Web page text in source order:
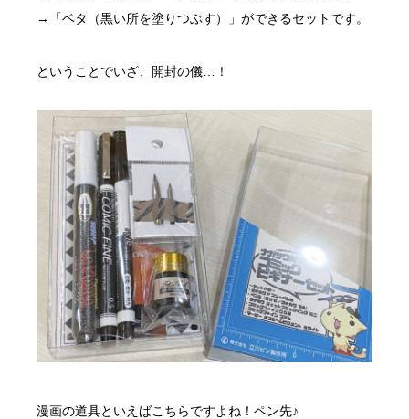
→「ベタ（黒い所を塗りつぶす）」ができるセットです。
ということでいざ、開封の儀…！
漫画の道具といえばこちらですよね！ペン先♪